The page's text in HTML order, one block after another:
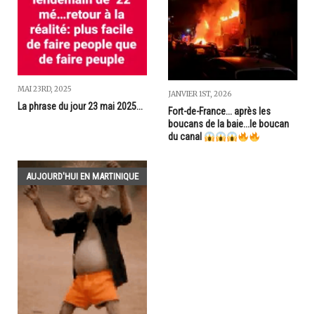
MAI 23RD, 2025
La phrase du jour 23 mai 2025...
JANVIER 1ST, 2026
Fort-de-France... après les
boucans de la baie...le boucan
du canal
AUJOURD'HUI EN MARTINIQUE